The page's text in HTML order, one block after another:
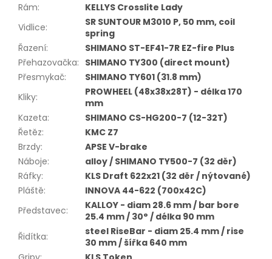
Rám:
KELLYS Crosslite Lady
Vidlice:
SR SUNTOUR M3010 P, 50 mm, coil
spring
Řazení:
SHIMANO ST-EF41-7R EZ-fire Plus
Přehazovačka: SHIMANO TY300 (direct mount)
Přesmykač:
SHIMANO TY601 (31.8 mm)
Kliky:
PROWHEEL (48x38x28T) - délka 170
mm
Kazeta:
SHIMANO CS-HG200-7 (12-32T)
Řetěz:
KMC Z7
Brzdy:
APSE V-brake
Náboje:
alloy / SHIMANO TY500-7 (32 děr)
Ráfky:
KLS Draft 622x21 (32 děr / nýtované)
Pláště:
INNOVA 44-622 (700x42C)
Představec:
KALLOY - diam 28.6 mm / bar bore
25.4 mm / 30° / délka 90 mm
Řidítka:
steel RiseBar - diam 25.4 mm / rise
30 mm / šířka 640 mm